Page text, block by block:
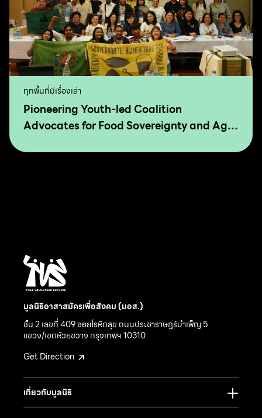
ทุกพื้นที่มีเรื่องเล่า
Pioneering Youth-led Coalition
Advocates for Food Sovereignty and Agro
มูลนิธิอาสาสมัครเพื่อสังคม (มอส.)
ชั้น 2 เลขที่ 409 ซอยโรหิตสุข ถนนประชาราษฎร์บำเพ็ญ 5
แขวง/เขตห้วยขวาง กรุงเทพฯ 10310
Get Direction
เกี่ยวกับมูลนิธิ